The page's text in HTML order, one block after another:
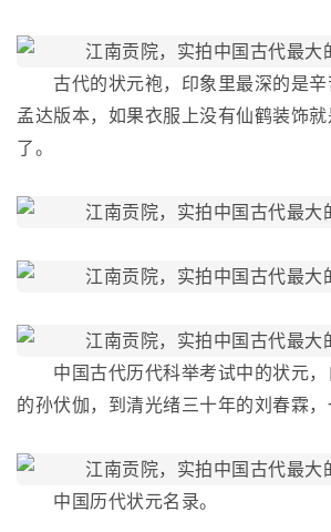
古代的状元袍，印象里最深的是辛
孟达版本，如果衣服上没有仙鹤装饰
了。
中国古代历代科举考试中的状元，
的孙伏伽，到清光绪三十年的刘春霖，
中国历代状元名录。